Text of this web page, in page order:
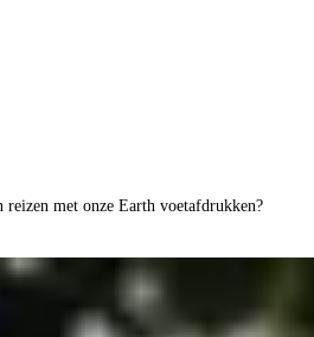
met onze Earth voetafdrukken?